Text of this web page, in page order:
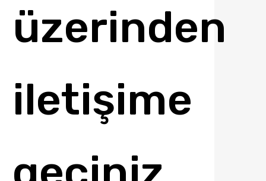
üzerinden
iletişime